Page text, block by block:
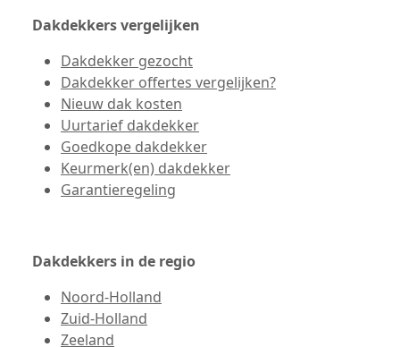
Dakdekkers vergelijken
Dakdekker gezocht
Dakdekker offertes vergelijken?
Nieuw dak kosten
Uurtarief dakdekker
Goedkope dakdekker
Keurmerk(en) dakdekker
Garantieregeling
Dakdekkers in de regio
Noord-Holland
Zuid-Holland
Zeeland